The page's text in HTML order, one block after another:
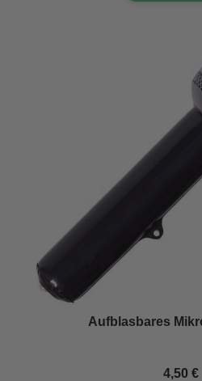
Aufblasbares
4,50 €